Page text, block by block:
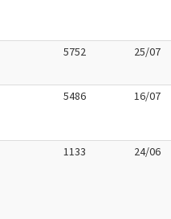
5752 25/07
5486 16/07
1133 24/06